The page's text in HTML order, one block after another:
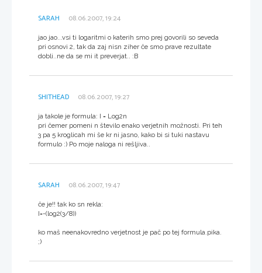
SARAH 08.06.2007, 19:24
jao jao...vsi ti logaritmi o katerih smo prej govorili so seveda
pri osnovi 2, tak da zaj nisn ziher če smo prave rezultate
dobli..ne da se mi it preverjat.. :B
SHITHEAD 08.06.2007, 19:27
ja takole je formula: I = Log2n
pri čemer pomeni n število enako verjetnih možnosti. Pri teh
3 pa 5 kroglicah mi še kr ni jasno, kako bi si tuki nastavu
formulo :) Po moje naloga ni rešljiva..
SARAH 08.06.2007, 19:47
če je!! tak ko sn rekla:
I=-(log2(3/8))
ko maš neenakovredno verjetnost je pač po tej formula.pika.
;)